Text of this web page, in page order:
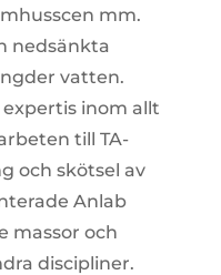
mm.
nedsänkta
vatten.
inom allt
till TA-
och skötsel av
Anlab
massor och
discipliner.